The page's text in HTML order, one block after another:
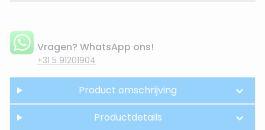
Vragen? WhatsApp ons!
+31 5 91201904
Product omschrijving
Productdetails